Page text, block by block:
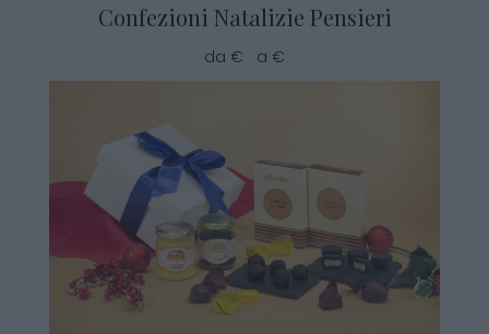
Confezioni Natalizie Pensieri
da € a €